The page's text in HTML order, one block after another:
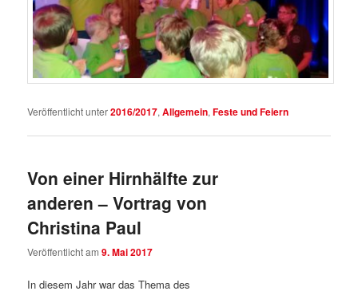
Veröffentlicht unter2016/2017,Allgemein,Feste und Feiern
Von einer Hirnhälfte zur
anderen – Vortrag von
Christina Paul
Veröffentlicht am9. Mai 2017
In diesem Jahr war das Thema des